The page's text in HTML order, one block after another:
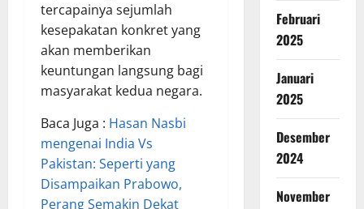
tercapainya sejumlah
kesepakatan konkret yang
akan memberikan
keuntungan langsung bagi
masyarakat kedua negara.
Baca Juga : Hasan Nasbi
mengenai India Vs
Pakistan: Seperti yang
Disampaikan Prabowo,
Perang Semakin Dekat
Februari
2025
Januari
2025
Desember
2024
November